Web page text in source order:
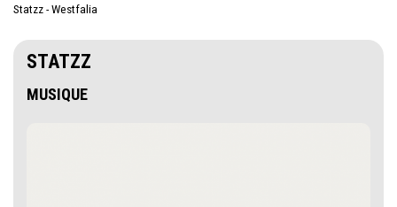
Statzz - Westfalia
STATZZ
MUSIQUE